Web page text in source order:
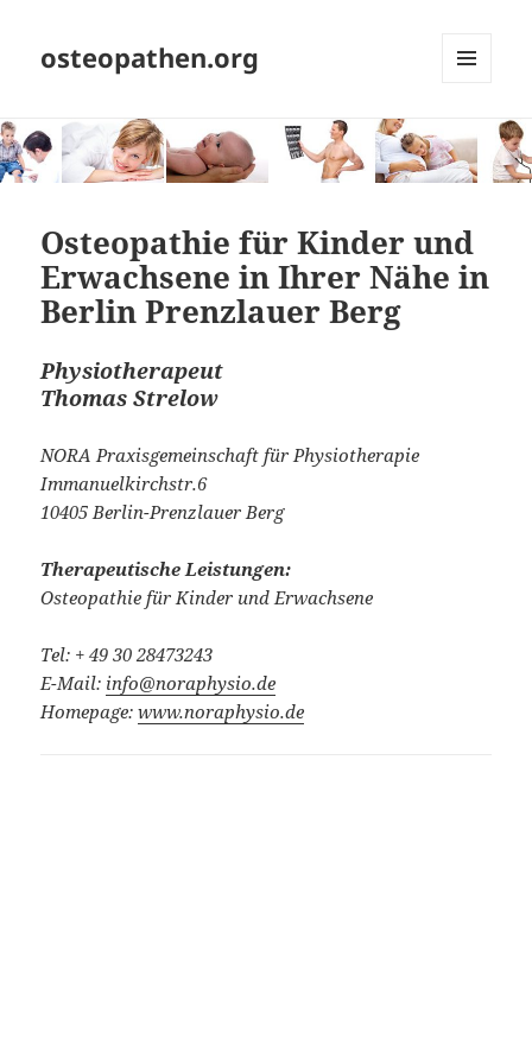
osteopathen.org
WIDGETS
Osteopathie für Kinder und
Erwachsene in Ihrer Nähe in
Berlin Prenzlauer Berg
Physiotherapeut
Thomas Strelow
NORA Praxisgemeinschaft für Physiotherapie
Immanuelkirchstr.6
10405 Berlin-Prenzlauer Berg
Therapeutische Leistungen:
Osteopathie für Kinder und Erwachsene
Tel: + 49 30 28473243
E-Mail: info@noraphysio.de
Homepage:www.noraphysio.de